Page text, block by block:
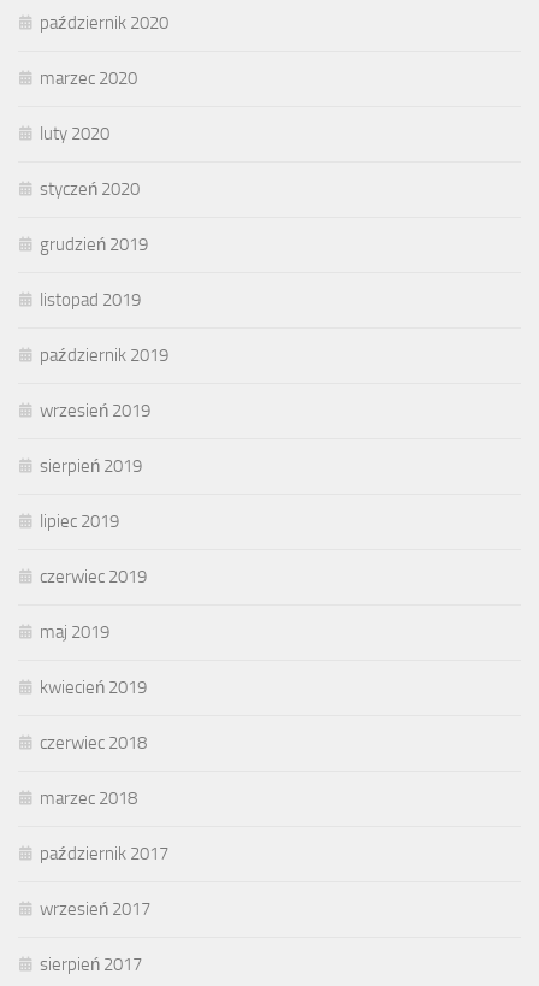
październik 2020
marzec 2020
luty 2020
styczeń 2020
grudzień 2019
listopad 2019
październik 2019
wrzesień 2019
sierpień 2019
lipiec 2019
czerwiec 2019
maj 2019
kwiecień 2019
czerwiec 2018
marzec 2018
październik 2017
wrzesień 2017
sierpień 2017